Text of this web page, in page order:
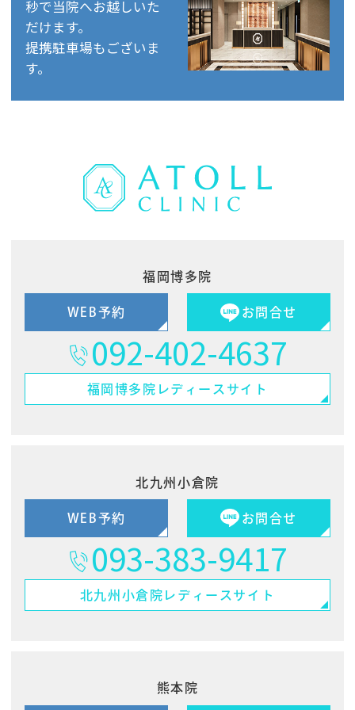
秒で当院へお越しいた
だけます。
提携駐車場もございま
す。
福岡博多院
WEB予約 お問合せ
092-402-4637
福岡博多院 レディースサイト
北九州小倉院
WEB予約 お問合せ
093-383-9417
北九州小倉院 レディースサイト
熊本院